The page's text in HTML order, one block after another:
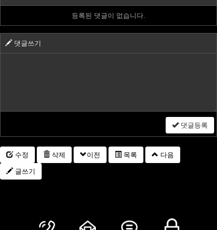
등록된 댓글이 없습니다.
댓글쓰기
댓글등록
수정 삭제 이전 목록 다음
글쓰기